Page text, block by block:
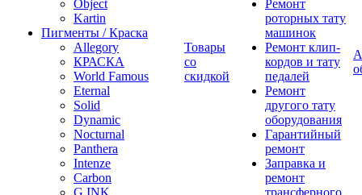
Object
Kartin
Пигменты / Краска
Allegory
КРАСКА
World Famous
Eternal
Solid
Dynamic
Nocturnal
Panthera
Intenze
Carbon
G INK
Товары
со
скидкой
Ремонт
роторных тату
машинок
Ремонт клип-
кордов и тату
педалей
Ремонт
другого тату
оборудования
Гарантийный
ремонт
Заправка и
ремонт
трансферного